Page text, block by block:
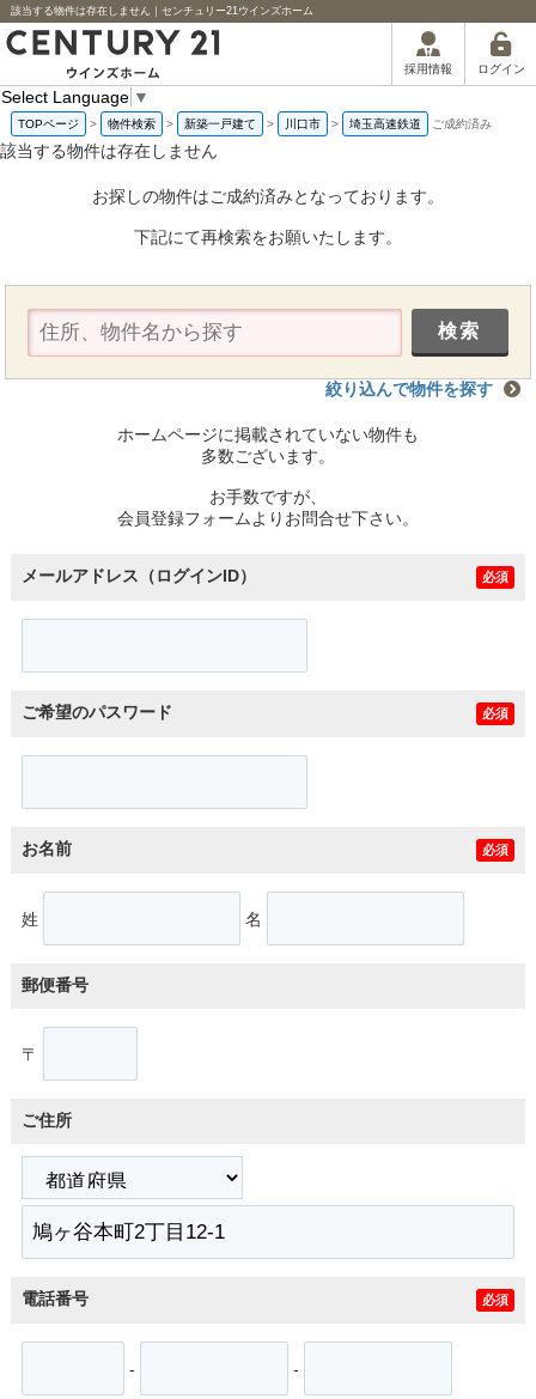
該当する物件は存在しません｜センチュリー21ウインズホーム
採用情報 ログイン
Select Language ▼
TOPページ > 物件検索 > 新築一戸建て > 川口市 > 埼玉高速鉄道 ご成約済み
該当する物件は存在しません
お探しの物件はご成約済みとなっております。
下記にて再検索をお願いたします。
絞り込んで物件を探す
ホームページに掲載されていない物件も
多数ございます。
お手数ですが、
会員登録フォームよりお問合せ下さい。
メールアドレス（ログインID） 必須
ご希望のパスワード 必須
お名前 必須
姓 名
郵便番号
〒
ご住所
電話番号 必須
- -